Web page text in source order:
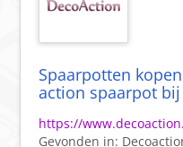
Spaarpotten
action spaarpot bij
https://
Gevonden in: